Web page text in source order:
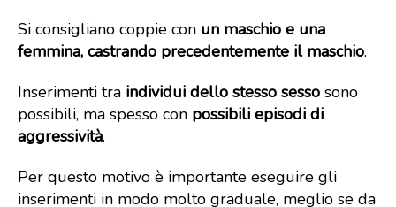
Si consigliano coppie con un maschio e una
femmina, castrando precedentemente il maschio.
Inserimenti tra individui dello stesso sesso sono
possibili, ma spesso con possibili episodi di
aggressività.
Per questo motivo è importante eseguire gli
inserimenti in modo molto graduale, meglio se da